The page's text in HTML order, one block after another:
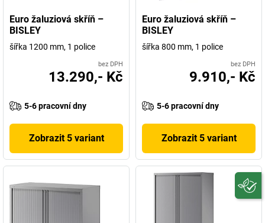
Euro žaluziová skříň –
BISLEY
šířka 1200 mm, 1 police
bez DPH
13.290,- Kč
5-6 pracovní dny
Zobrazit 5 variant
Euro žaluziová skříň –
BISLEY
šířka 800 mm, 1 police
bez DPH
9.910,- Kč
5-6 pracovní dny
Zobrazit 5 variant